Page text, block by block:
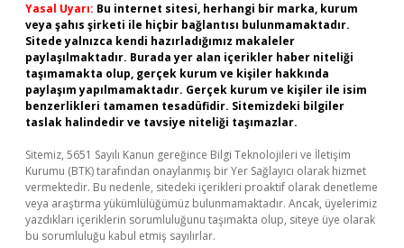
Yasal Uyarı: Bu internet sitesi, herhangi bir marka, kurum
veya şahıs şirketi ile hiçbir bağlantısı bulunmamaktadır.
Sitede yalnızca kendi hazırladığımız makaleler
paylaşılmaktadır. Burada yer alan içerikler haber niteliği
taşımamakta olup, gerçek kurum ve kişiler hakkında
paylaşım yapılmamaktadır. Gerçek kurum ve kişiler ile isim
benzerlikleri tamamen tesadüfidir. Sitemizdeki bilgiler
taslak halindedir ve tavsiye niteliği taşımazlar.
Sitemiz, 5651 Sayılı Kanun gereğince Bilgi Teknolojileri ve İletişim
Kurumu (BTK) tarafından onaylanmış bir Yer Sağlayıcı olarak hizmet
vermektedir. Bu nedenle, sitedeki içerikleri proaktif olarak denetleme
veya araştırma yükümlülüğümüz bulunmamaktadır. Ancak, üyelerimiz
yazdıkları içeriklerin sorumluluğunu taşımakta olup, siteye üye olarak
bu sorumluluğu kabul etmiş sayılırlar.